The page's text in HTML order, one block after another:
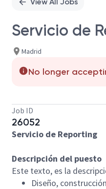
Servicio de
Madrid
No longer
Job ID
26052
Servicio de Reporting
Descripción del puesto
Este texto, es la
Diseño,